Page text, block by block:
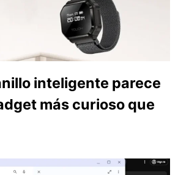
inteligente parece
más curioso que